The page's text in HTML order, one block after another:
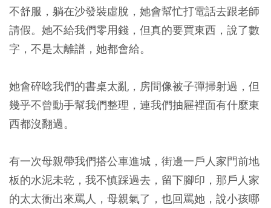
不舒服，躺在沙發裝虛脫，她會幫忙打電話去跟老師
請假。她不給我們零用錢，但真的要買東西，說了數
字，不是太離譜，她都會給。
她會碎唸我們的書桌太亂，房間像被子彈掃射過，但
幾乎不曾動手幫我們整理，連我們抽屜裡面有什麼東
西都沒翻過。
有一次母親帶我們搭公車進城，街邊一戶人家門前地
板的水泥未乾，我不慎踩過去，留下腳印，那戶人家
的太太衝出來罵人，母親氣了，也回罵她，說小孩哪